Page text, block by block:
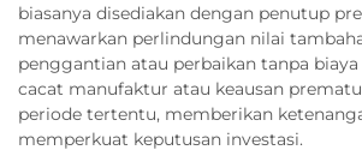
biasanya disediakan dengan penutup
menawarkan perlindungan nilai
penggantian atau perbaikan tanpa
cacat manufaktur atau keausan
periode tertentu, memberikan
memperkuat keputusan investasi.